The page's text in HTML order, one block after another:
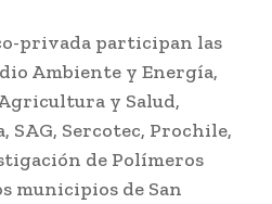
privada participan las
Ambiente y Energía,
y Salud,
SAG, Sercotec, Prochile,
de Polímeros
municipios de San